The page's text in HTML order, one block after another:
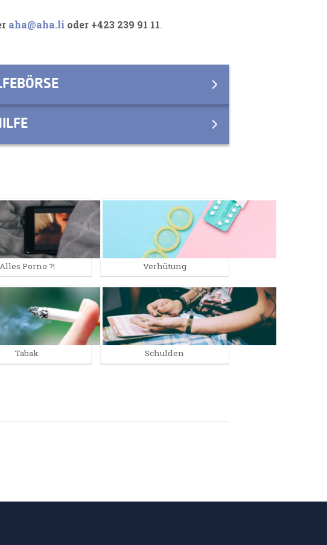
aha@aha.li oder +423 239 91 11.
Alles Porno ?!
Tabak
Verhütung
Schulden